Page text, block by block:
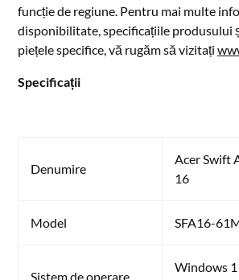
funcție de regiune. Pentru mai multe
disponibilitate, specificațiile produsului
piețele specifice, vă rugăm să vizitați
Specificații
Denumire
Acer Swift
16
Model SFA16-
Sistem de operare
Windows